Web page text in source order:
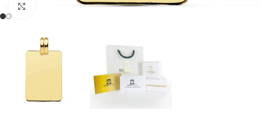
Clic para ampliar